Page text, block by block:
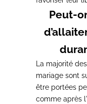
Peut-
La majorité
mariage sont
être portées
comme après